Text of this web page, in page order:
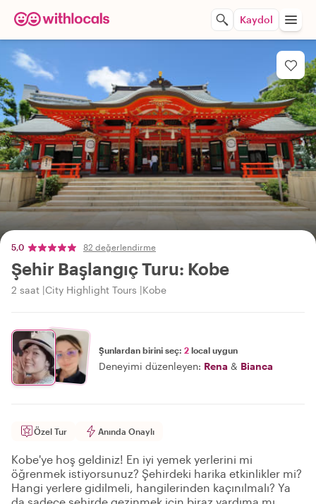
Kaydol
5,0 82 değerlendirme
Şehir Başlangıç Turu: Kobe
2 saat City Highlight Tours Kobe
Şunlardan birini seç: 2 local uygun
Deneyimi düzenleyen: Rena & Bianca
Özel Tur Anında Onaylı
Kobe'ye hoş geldiniz! En iyi yemek yerlerini mi
öğrenmek istiyorsunuz? Şehirdeki harika etkinlikler mi?
Hangi yerlere gidilmeli, hangilerinden kaçınılmalı? Ya